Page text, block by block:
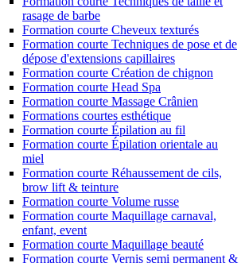
rasage de barbe
Formation courte Cheveux texturés
Formation courte Techniques de pose et de
dépose d'extensions capillaires
Formation courte Création de chignon
Formation courte Head Spa
Formation courte Massage Crânien
Formations courtes esthétique
Formation courte Épilation au fil
Formation courte Épilation orientale au
miel
Formation courte Réhaussement de cils,
brow lift & teinture
Formation courte Volume russe
Formation courte Maquillage carnaval,
enfant, event
Formation courte Maquillage beauté
Formation courte Vernis semi permanent &